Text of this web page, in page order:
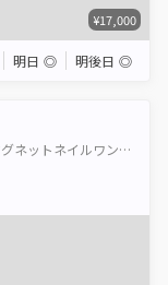
¥17,000
明日 ◎ 明後日 ◎
✴︎パラジェルフィルイン亀裂長さ出しマグネットネイルワンホンネイルギャルネイルちゅるんネイル渋谷